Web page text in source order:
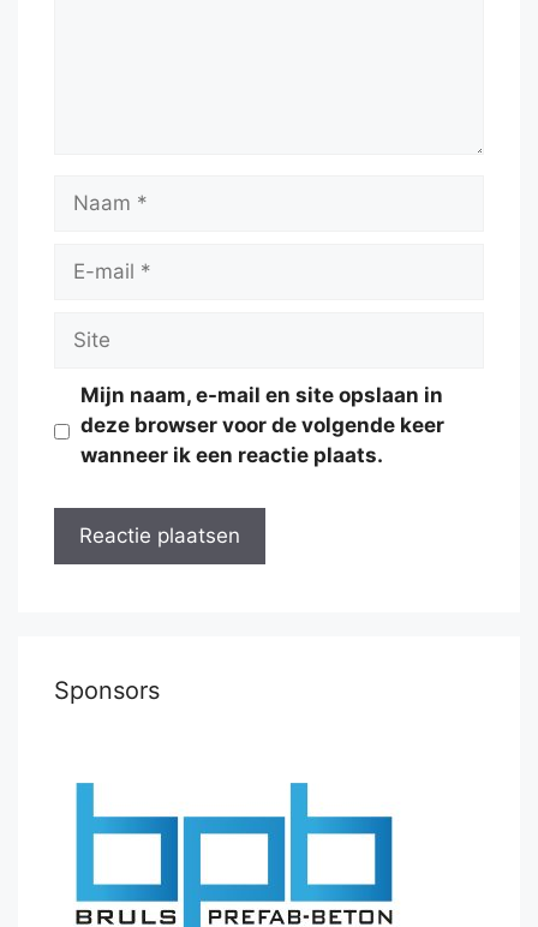
Naam
Site
Mijn naam, e-mail en site opslaan in
deze browser voor de volgende keer
wanneer ik een reactie plaats.
Sponsors